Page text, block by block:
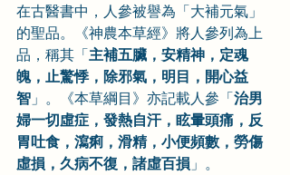
在古醫書中，人參被譽為「大補元氣」
的聖品。《神農本草經》將人參列為上
品，稱其「主補五臟，安精神，定魂
魄，止驚悸，除邪氣，明目，開心益
智」。《本草綱目》亦記載人參「治男
婦一切虛症，發熱自汗，眩暈頭痛，反
胃吐食，瀉痢，滑精，小便頻數，勞傷
虛損，久病不復，諸虛百損」。